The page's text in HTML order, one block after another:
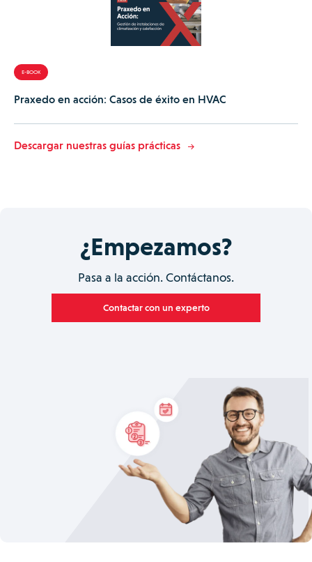
E-BOOK
Praxedo en acción: Casos de éxito en HVAC
Descargar nuestras guías prácticas
¿Empezamos?
Pasa a la acción. Contáctanos.
Contactar con un experto